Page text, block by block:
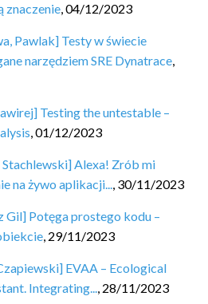
znaczenie,04/12/2023
Pawlak] Testy w świecie
narzędziem SRE Dynatrace,
Testing the untestable –
,01/12/2023
Alexa! Zrób mi
na żywo aplikacji..., 30/11/2023
Potęga prostego kodu –
, 29/11/2023
EVAA – Ecological
Integrating..., 28/11/2023